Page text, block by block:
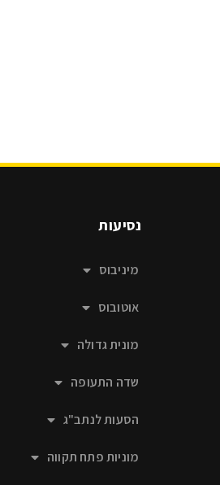
נסיעות
מיניבוס
אוטובוס
מונית גדולה
שדה התעופה
הסעות לנתב"ג
מוניות פתח תקווה